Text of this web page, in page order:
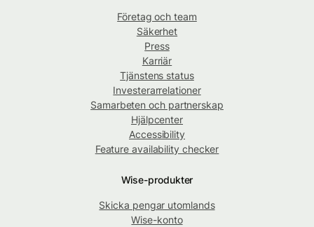
Företag och team
Säkerhet
Press
Karriär
Tjänstens status
Investerarrelationer
Samarbeten och partnerskap
Hjälpcenter
Accessibility
Feature availability checker
Wise-produkter
Skicka pengar utomlands
Wise-konto